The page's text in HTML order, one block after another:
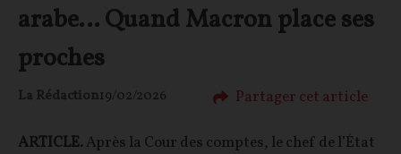
arabe… Quand Macron place ses
proches
La Rédaction19/02/2026 Partager cet article
ARTICLE.Après la Cour des comptes, le chef de l’État